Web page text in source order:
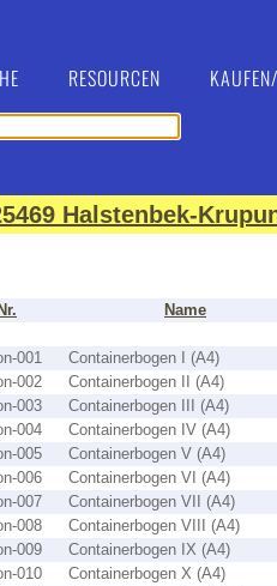
RESOURCEN
Halstenbek-
Nr. Name
001 Containerbogen I (A4)
002 Containerbogen II (A4)
003 Containerbogen III (A4)
004 Containerbogen IV (A4)
005 Containerbogen V (A4)
006 Containerbogen VI (A4)
007 Containerbogen VII (A4)
008 Containerbogen VIII (A4)
009 Containerbogen IX (A4)
010 Containerbogen X (A4)